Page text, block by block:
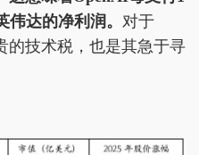
达的净利润。 对于
的技术税，也是其急于寻